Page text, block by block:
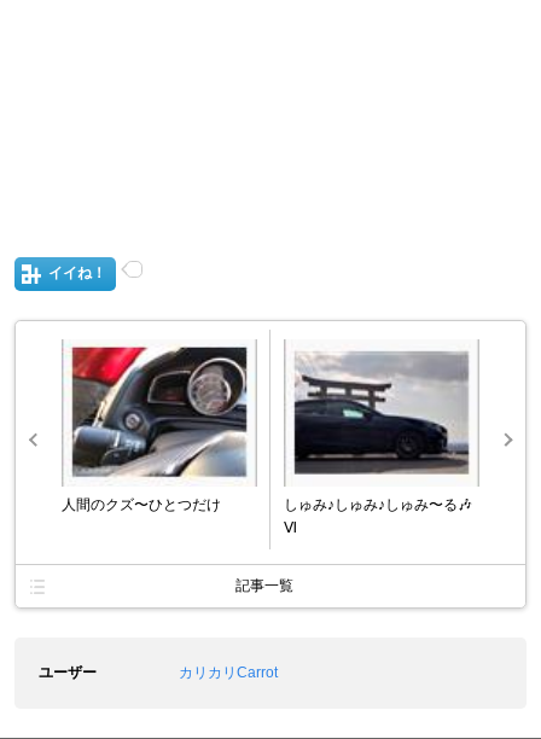
イイね！
人間のクズ〜ひとつだけ
しゅみ♪しゅみ♪しゅみ〜る🎶
Ⅵ
記事一覧
ユーザー カリカリCarrot